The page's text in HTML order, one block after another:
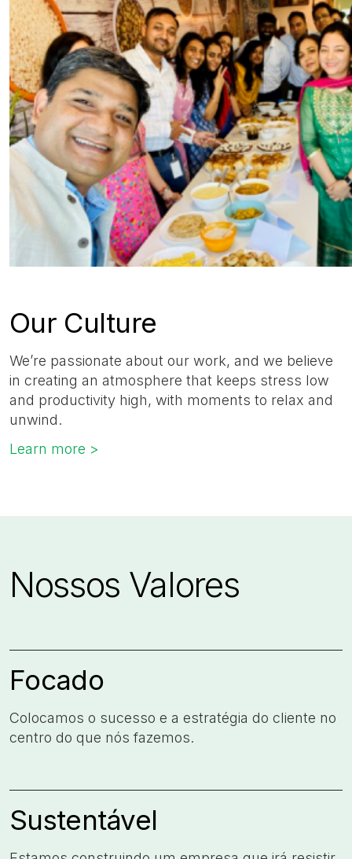
Our Culture
We’re passionate about our work, and we believe
in creating an atmosphere that keeps stress low
and productivity high, with moments to relax and
unwind. ​
Learn more >
Nossos Valores
Focado
Colocamos o sucesso e a estratégia do cliente no
centro do que nós fazemos.​
Sustentável